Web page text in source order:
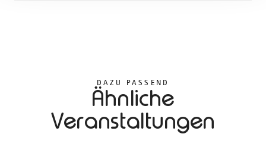
DAZU PASSEND
Ähnliche
Veranstaltungen